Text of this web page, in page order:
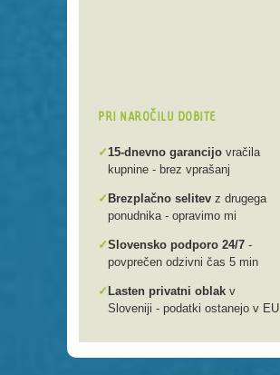
PRI NAROČILU DOBITE
✓15-dnevno garancijo vračila
kupnine - brez vprašanj
✓ Brezplačno selitev z drugega
ponudnika - opravimo mi
✓Slovensko podporo 24/7 -
povprečen odzivni čas 5 min
✓ Lasten privatni oblak v
Sloveniji - podatki ostanejo v EU